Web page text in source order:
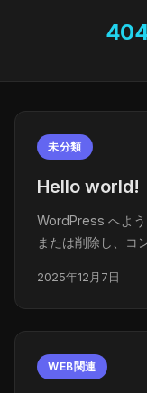
未分類
Hello world!
WordPress へよ
または削除し、コ
2025年12月7日
WEB関連